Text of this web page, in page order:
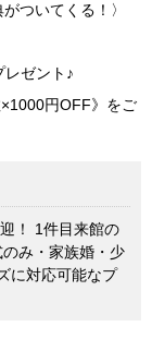
ついてくる！〉
レゼント♪
円OFF》をご
！ 1件目来館の
み・家族婚・少
に対応可能なプ